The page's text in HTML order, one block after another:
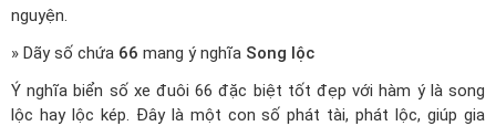
nguyện.
» Dãy số chứa 66 mang ý nghĩa Song lộc
Ý nghĩa biển số xe đuôi 66 đặc biệt tốt đẹp với hàm ý là song
lộc hay lộc kép. Đây là một con số phát tài, phát lộc, giúp gia